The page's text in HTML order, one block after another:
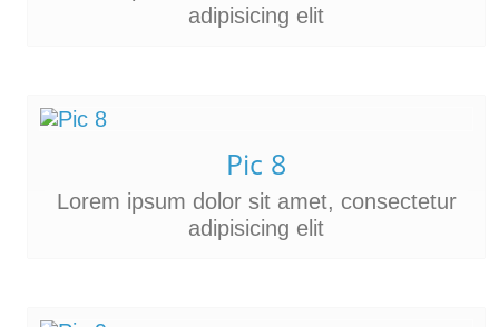
adipisicing elit
Pic 8
Lorem ipsum dolor sit amet, consectetur
adipisicing elit